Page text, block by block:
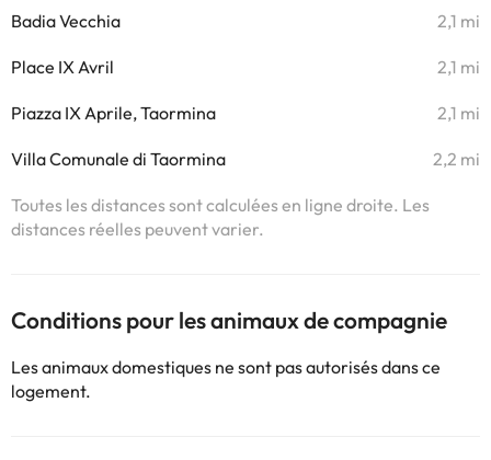
Badia Vecchia 2,1 mi
Place IX Avril 2,1 mi
Piazza IX Aprile, Taormina 2,1 mi
Villa Comunale di Taormina 2,2 mi
Toutes les distances sont calculées en ligne droite. Les
distances réelles peuvent varier.
Conditions pour les animaux de compagnie
Les animaux domestiques ne sont pas autorisés dans ce
logement.